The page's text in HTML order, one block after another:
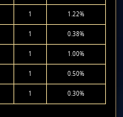
1 1.22%
1 0.38%
1 1.00%
1 0.50%
1 0.30%